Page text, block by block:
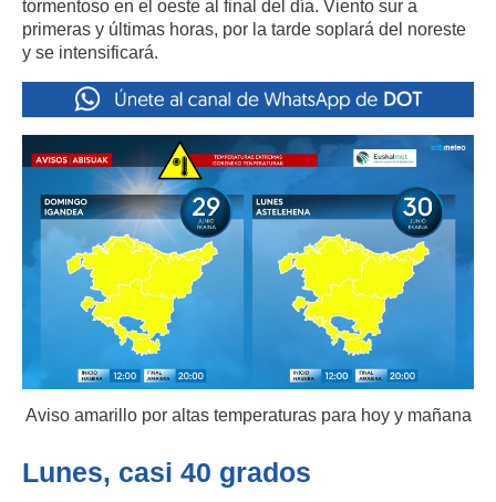
tormentoso en el oeste al final del día. Viento sur a
primeras y últimas horas, por la tarde soplará del noreste
y se intensificará.
Aviso amarillo por altas temperaturas para hoy y mañana
Lunes, casi 40 grados